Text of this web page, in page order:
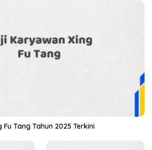
Tang Tahun 2025 Terkini